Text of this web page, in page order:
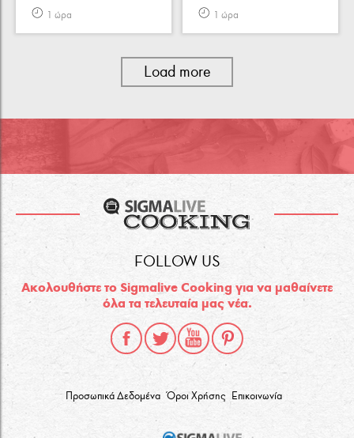
1 ώρα 1 ώρα
Load more
FOLLOW US
Ακολουθήστε το Sigmalive Cooking για να μαθαίνετε
όλα τα τελευταία μας νέα.
Προσωπικά Δεδομένα Όροι Χρήσης Επικοινωνία